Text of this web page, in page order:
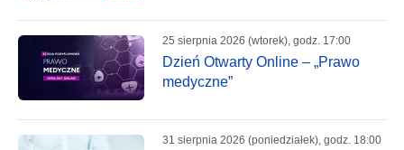
25 sierpnia 2026 (wtorek), godz. 17:00
Dzień Otwarty Online – „Prawo
medyczne”
31 sierpnia 2026 (poniedziałek), godz. 18:00